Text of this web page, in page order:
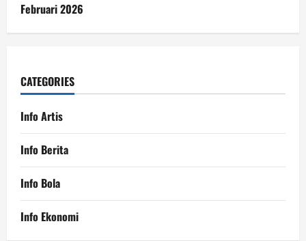
Februari 2026
CATEGORIES
Info Artis
Info Berita
Info Bola
Info Ekonomi